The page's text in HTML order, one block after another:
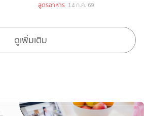
สูตรอาหาร 14 ก.ค. 69
ดูเพิ่มเติม